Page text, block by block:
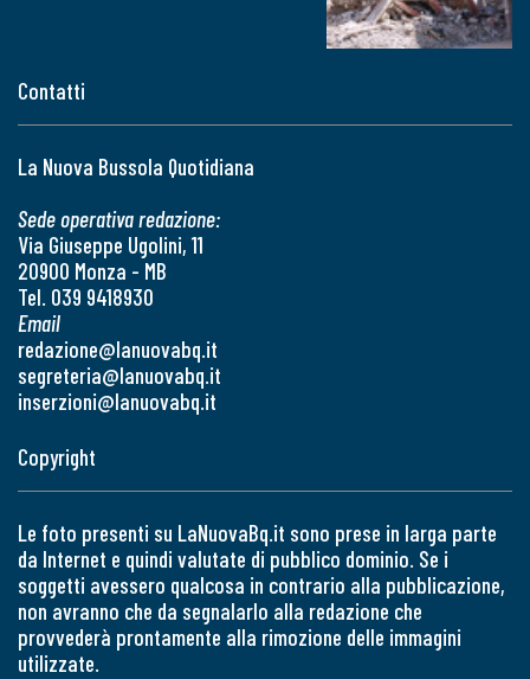
Contatti
La Nuova Bussola Quotidiana
Sede operativa redazione:
Via Giuseppe Ugolini, 11
20900 Monza - MB
Tel. 039 9418930
Email
redazione@lanuovabq.it
segreteria@lanuovabq.it
inserzioni@lanuovabq.it
Copyright
Le foto presenti su LaNuovaBq.it sono prese in larga parte
da Internet e quindi valutate di pubblico dominio. Se i
soggetti avessero qualcosa in contrario alla pubblicazione,
non avranno che da segnalarlo alla redazione che
provvederà prontamente alla rimozione delle immagini
utilizzate.